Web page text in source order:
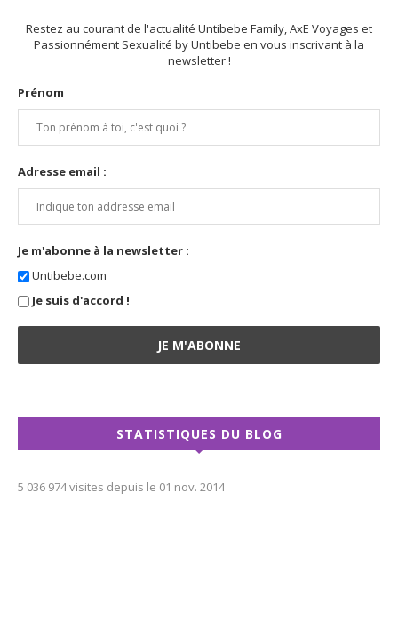
Restez au courant de l'actualité Untibebe Family, AxE Voyages et
Passionnément Sexualité by Untibebe en vous inscrivant à la
newsletter !
Prénom
Adresse email :
Je m'abonne à la newsletter :
Untibebe.com
Je suis d'accord !
STATISTIQUES DU BLOG
5 036 974 visites depuis le 01 nov. 2014